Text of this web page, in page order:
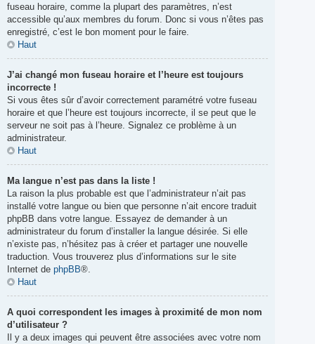
fuseau horaire, comme la plupart des paramètres, n’est
accessible qu’aux membres du forum. Donc si vous n’êtes pas
enregistré, c’est le bon moment pour le faire.
Haut
J’ai changé mon fuseau horaire et l’heure est toujours
incorrecte !
Si vous êtes sûr d’avoir correctement paramétré votre fuseau
horaire et que l’heure est toujours incorrecte, il se peut que le
serveur ne soit pas à l’heure. Signalez ce problème à un
administrateur.
Haut
Ma langue n’est pas dans la liste !
La raison la plus probable est que l’administrateur n’ait pas
installé votre langue ou bien que personne n’ait encore traduit
phpBB dans votre langue. Essayez de demander à un
administrateur du forum d’installer la langue désirée. Si elle
n’existe pas, n’hésitez pas à créer et partager une nouvelle
traduction. Vous trouverez plus d’informations sur le site
Internet de phpBB®.
Haut
A quoi correspondent les images à proximité de mon nom
d’utilisateur ?
Il y a deux images qui peuvent être associées avec votre nom